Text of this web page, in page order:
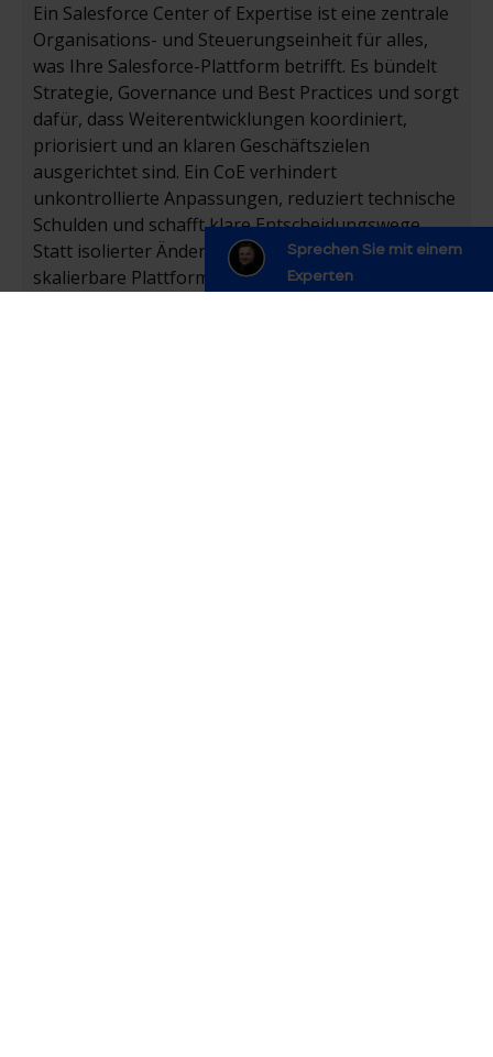
Ein Salesforce Center of Expertise ist eine zentrale
Organisations- und Steuerungseinheit für alles,
was Ihre Salesforce-Plattform betrifft. Es bündelt
Strategie, Governance und Best Practices und sorgt
dafür, dass Weiterentwicklungen koordiniert,
priorisiert und an klaren Geschäftszielen
ausgerichtet sind. Ein CoE verhindert
unkontrollierte Anpassungen, reduziert technische
Schulden und schafft klare Entscheidungswege.
Statt isolierter Änderungen entsteht eine
skalierbare Plattform, die nachhaltig wächst und
Sprechen Sie mit einem
Experten